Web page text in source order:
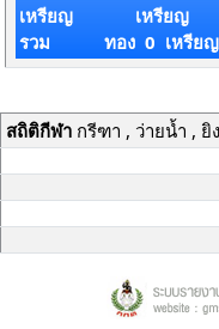
เหรียญ
รวม
เหรียญ
ทอง 0 เหรียญ
สถิติกีฬากรีฑา , ว่ายน้ำ , ยิ